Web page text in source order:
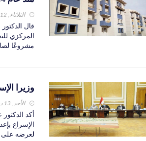
الثلاثاء, 12 اكتوبر 2021
قال
مشروعًا
وزيرا
الأحد, 13 ديسمبر 2020
أكد
الإسراع
لعرضه على